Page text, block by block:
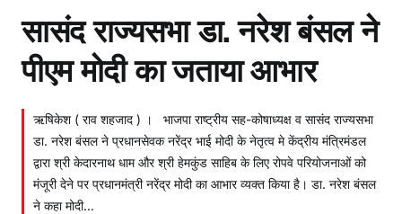
सासंद राज्यसभा डा. नरेश बंसल ने
पीएम मोदी का जताया आभार
ऋषिकेश ( राव शहजाद ) । भाजपा राष्ट्रीय सह-कोषाध्यक्ष व सासंद राज्यसभा
डा. नरेश बंसल ने प्रधानसेवक नरेंद्र भाई मोदी के नेतृत्व मे केंद्रीय मंत्रिमंडल
द्वारा श्री केदारनाथ धाम और श्री हेमकुंड साहिब के लिए रोपवे परियोजनाओं को
मंजूरी देने पर प्रधानमंत्री नरेंद्र मोदी का आभार व्यक्त किया है। डा. नरेश बंसल
ने कहा मोदी…